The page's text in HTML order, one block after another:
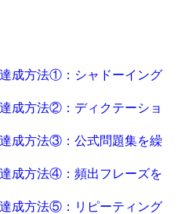
成方法①：シャドーイング
成方法②：ディクテーショ
成方法③：公式問題集を繰
成方法④：頻出フレーズを
成方法⑤：リピーティング